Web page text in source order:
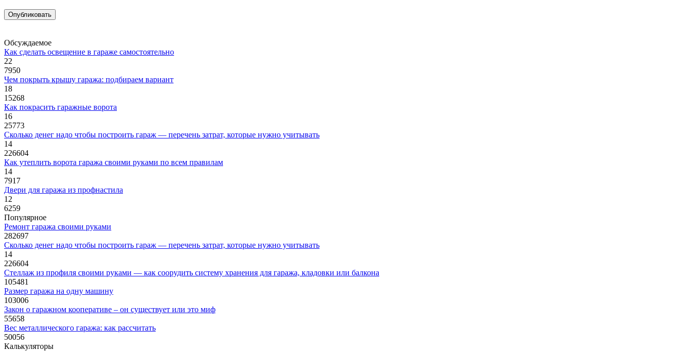
Опубликовать
Обсуждаемое
Как сделать освещение в гараже самостоятельно
22
7950
Чем покрыть крышу гаража: подбираем вариант
18
15268
Как покрасить гаражные ворота
16
25773
Сколько денег надо чтобы построить гараж — перечень затрат, которые нужно учитывать
14
226604
Как утеплить ворота гаража своими руками по всем правилам
14
7917
Двери для гаража из профнастила
12
6259
Популярное
Ремонт гаража своими руками
282697
Сколько денег надо чтобы построить гараж — перечень затрат, которые нужно учитывать
14
226604
Стеллаж из профиля своими руками — как соорудить систему хранения для гаража, кладовки или балкона
105481
Размер гаража на одну машину
103006
Закон о гаражном кооперативе – он существует или это миф
55658
Вес металлического гаража: как рассчитать
50056
Калькуляторы